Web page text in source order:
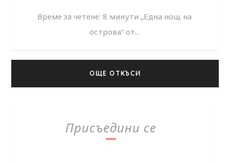
Време за четене: 8 минути „Една нощ на
острова“ от...
ОЩЕ ОТКЪСИ
Присъедини се